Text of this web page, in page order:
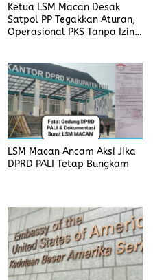
Ketua LSM Macan Desak
Satpol PP Tegakkan Aturan,
Operasional PKS Tanpa Izin
LSM Macan Ancam Aksi Jika
DPRD PALI Tetap Bungkam